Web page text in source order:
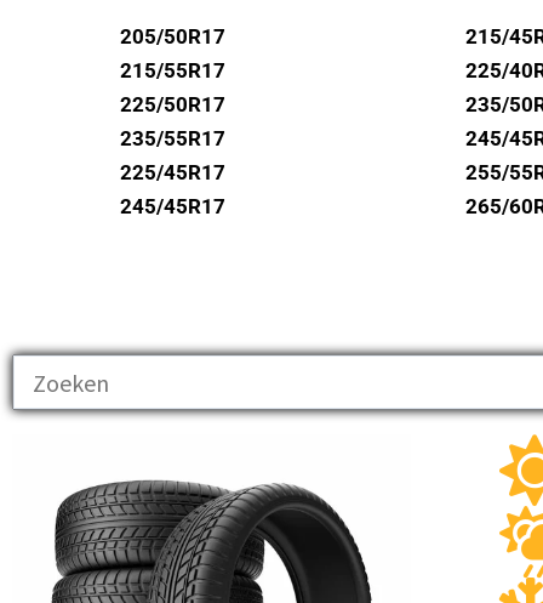
UNIROYAL
VREDESTEIN
WANLI
WESTLAKE
205/50R17
215/55R17
225/50R17
235/55R17
225/45R17
245/45R17
215/
225/
235/
245/
255/
265/